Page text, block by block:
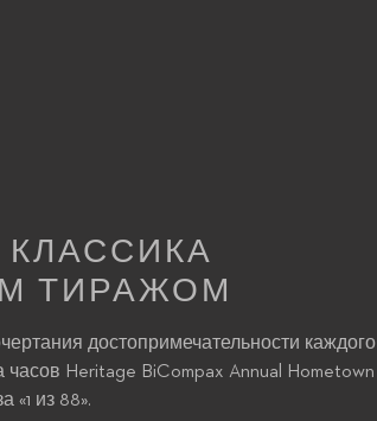
ТИРАЖОМ
достопримечательности каждого
Heritage BiCompax Annual Hometown
«1 из 88».